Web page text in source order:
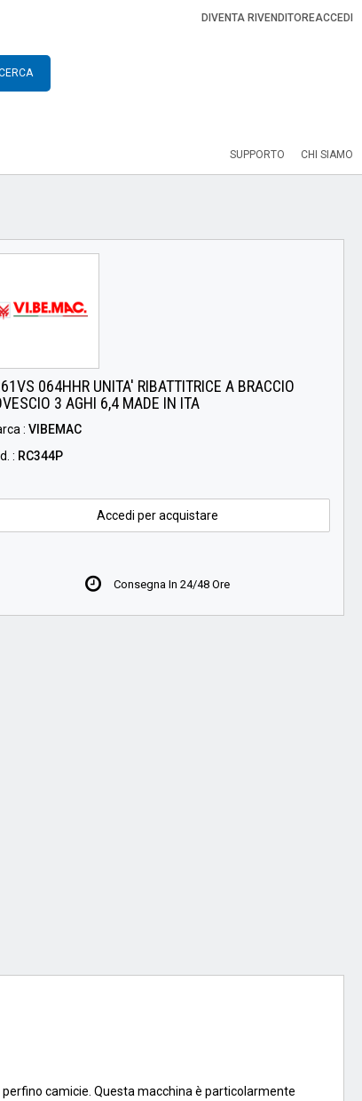
DIVENTA RIVENDITOREACCEDI
SUPPORTO CHI SIAMO
064HHR UNITA' RIBATTITRICE A BRACCIO
3 AGHI 6,4 MADE IN ITA
: VIBEMAC
: RC344P
Accedi per acquistare
Consegna In 24/48 Ore
camicie. Questa macchina è particolarmente